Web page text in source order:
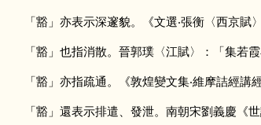
「豁 」亦表示深邃貌。《文選‧張衡〈西京賦
「豁 」也指消散。晉郭璞〈江賦〉：「集若霞
「豁 」亦指疏通。《敦煌變文集‧維摩詰經講
「豁 」還表示排遣、發泄。南朝宋劉義慶《